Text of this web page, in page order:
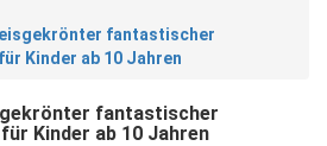
fantastischer
Kinder ab 10 Jahren
fantastischer
Kinder ab 10 Jahren